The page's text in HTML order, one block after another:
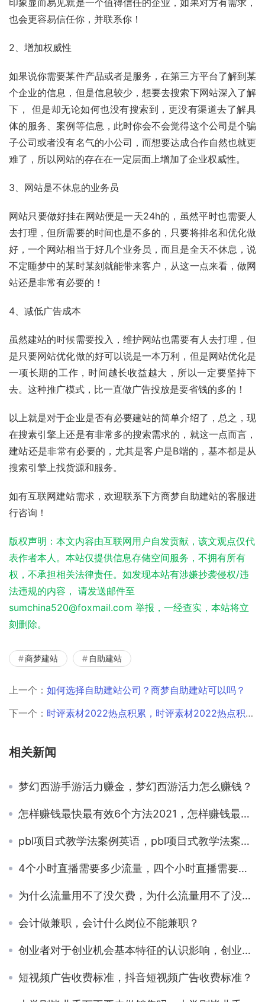
印象显而易见就是一个值得信任的企业，如果对方有需求，
也会更容易信任你，并联系你！
2、增加权威性
如果说你需要某件产品或者是服务，在第三方平台了解到某
个企业的信息，但是信息较少，想要去搜索下网站深入了解
下， 但是却无论如何也没有搜索到，更没有渠道去了解具
体的服务、案例等信息，此时你会不会觉得这个公司是个骗
子公司或者没有名气的小公司，而想要达成合作自然也就更
难了，所以网站的存在在一定层面上增加了企业权威性。
3、网站是不休息的业务员
网站只要做好挂在网站便是一天24h的，虽然平时也需要人
去打理，但所需要的时间也是不多的，只要将排名和优化做
好，一个网站相当于好几个业务员，而且是全天不休息，说
不定睡梦中的某时某刻就能带来客户，从这一点来看，做网
站还是非常有必要的！
4、减低广告成本
虽然建站的时候需要投入，维护网站也需要有人去打理，但
是只要网站优化做的好可以说是一本万利，但是网站优化是
一项长期的工作，时间越长收益越大，所以一定要坚持下
去。这种推广模式，比一直做广告投放是要省钱的多的！
以上就是对于企业是否有必要建站的简单介绍了，总之，现
在搜素引擎上还是有非常多的搜索需求的，就这一点而言，
建站还是非常有必要的，尤其是客户是B端的，基本都是从
搜索引擎上找货源和服务。
如有互联网建站需求，欢迎联系下方商梦自助建站的客服进
行咨询！
版权声明：本文内容由互联网用户自发贡献，该文观点仅代
表作者本人。本站仅提供信息存储空间服务，不拥有所有
权，不承担相关法律责任。如发现本站有涉嫌抄袭侵权/违
法违规的内容， 请发送邮件至
sumchina520@foxmail.com 举报，一经查实，本站将立
刻删除。
商梦建站 自助建站
上一个： 如何选择自助建站公司？商梦自助建站可以吗？
下一个： 时评素材2022热点积累，时评素材2022热点积累200字
相关新闻
梦幻西游手游活力赚金，梦幻西游活力怎么赚钱？
怎样赚钱最快最有效6个方法2021，怎样赚钱最快最有效6个方法？
pbl项目式教学法案例英语，pbl项目式教学法案例小学科学
4个小时直播需要多少流量，四个小时直播需要多少流量？
为什么流量用不了没欠费，为什么流量用不了没欠费,到了下个月也没扣话费？
会计做兼职，会计什么岗位不能兼职？
创业者对于创业机会基本特征的认识影响，创业者对于创业机会基本特征的认识影响创业机会识别的
短视频广告收费标准，抖音短视频广告收费标准？